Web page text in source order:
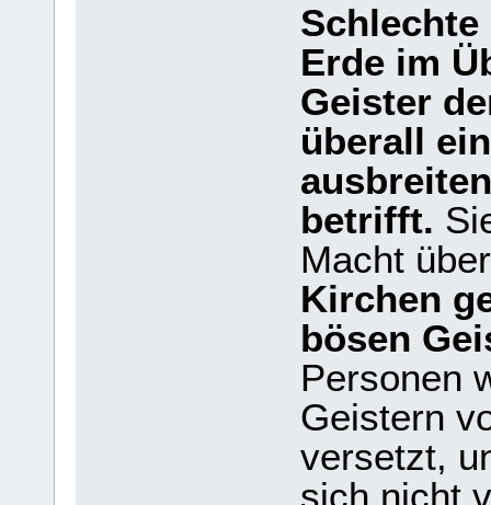
Erde im
Geister
überall
betrifft.
Macht
Kirchen
bösen
Personen
Geistern
versetzt,
sich nicht